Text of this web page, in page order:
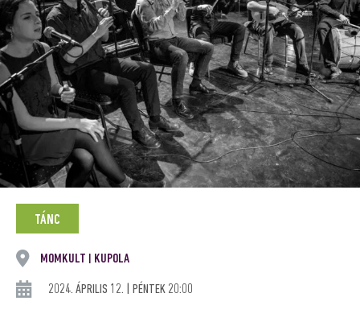
TÁNC
MOMKULT KUPOLA
2024. ÁPRILIS 12. | PÉNTEK 20:00